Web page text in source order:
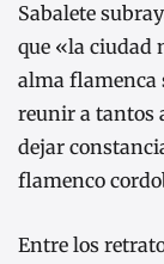
Sabalete
que «la ciudad
alma flamenca
reunir a tantos
dejar
flamenco
Entre los